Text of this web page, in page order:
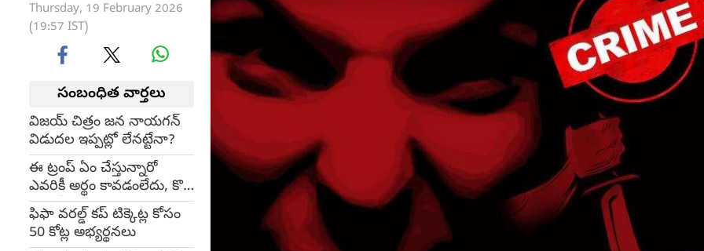
Thursday, 19 February 2026
(19:57 IST)
సంబంధిత వార్తలు
విజయ్ చిత్రం జన నాయగన్
విడుదల ఇప్పట్లో లేనట్టేనా?
ఈ ట్రంప్ ఏం చేస్తున్నారో
ఎవరికీ అర్థం కావడంలేదు, కొత్త
మ్యాప్ పెట్టాడు...
ఫిఫా వరల్డ్ కప్ టిక్కెట్ల కోసం
50 కోట్ల అభ్యర్థనలు